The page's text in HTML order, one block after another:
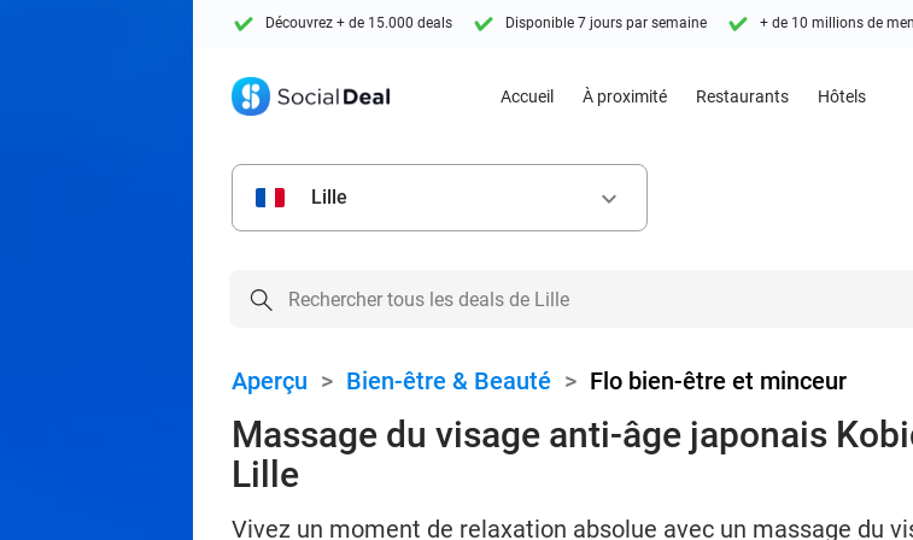
Découvrez + de 15.000 deals Disponible 7 jours par semaine + de 10 millions de
Accueil À proximité Restaurants Hôtels
Lille keyboard_arrow_down
Aperçu > Bien-être & Beauté > Flo bien-être et minceur
Massage du visage anti-âge japonais
Lille
Vivez un moment de relaxation absolue avec un massage du